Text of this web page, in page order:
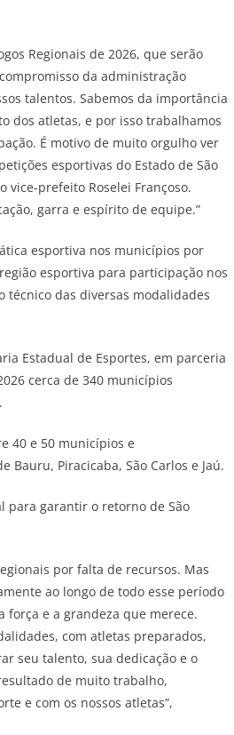
Regionais de 2026, que serão
da administração
talentos. Sabemos da importância
dos atletas, e por isso trabalhamos
É motivo de muito orgulho ver
esportivas do Estado de São
vice-prefeito Roselei Françoso.
garra e espírito de equipe.”
esportiva nos municípios por
esportiva para participação nos
técnico das diversas modalidades
Estadual de Esportes, em parceria
cerca de 340 municípios
40 e 50 municípios e
Piracicaba, São Carlos e Jaú.
para garantir o retorno de São
por falta de recursos. Mas
ao longo de todo esse período
força e a grandeza que merece.
com atletas preparados,
seu talento, sua dedicação e o
de muito trabalho,
e com os nossos atletas”,